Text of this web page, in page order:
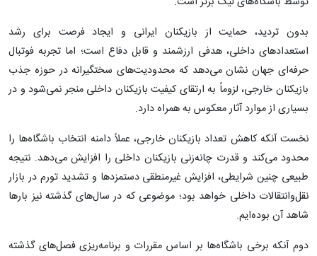
بدون تردید، حمایت از بازیکنان ایرانی و ایجاد فرصت برای رشد
استعدادهای داخلی، هدفی ارزشمند و قابل دفاع است؛ اما تجربه فوتبال
حرفه‌ای جهان نشان می‌دهد که محدودیت‌های سختگیرانه در حوزه جذب
بازیکنان خارجی، لزوماً به ارتقای کیفیت بازیکنان داخلی منجر نمی‌شود و در
بسیاری از موارد آثار معکوس به همراه دارد.
نخست آنکه کاهش تعداد بازیکنان خارجی، عملاً دامنه انتخاب باشگاه‌ها را
محدود می‌کند و قدرت چانه‌زنی بازیکنان داخلی را افزایش می‌دهد. نتیجه
طبیعی چنین شرایطی، افزایش غیرمنطقی دستمزدها و تشدید تورم در بازار
نقل‌وانتقالات داخلی خواهد بود؛ موضوعی که در سال‌های گذشته نیز بارها
شاهد آن بوده‌ایم.
دوم آنکه برخی باشگاه‌ها بر اساس مقررات و برنامه‌ریزی فصل‌های گذشته